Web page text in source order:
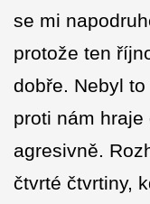
se mi
protože ten
dobře. Nebyl
proti nám
agresivně.
čtvrté čtvrtiny,